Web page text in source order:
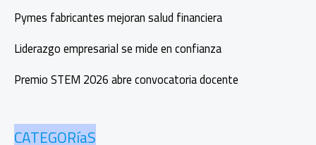
Pymes fabricantes mejoran salud financiera
Liderazgo empresarial se mide en confianza
Premio STEM 2026 abre convocatoria docente
CATEGORíaS